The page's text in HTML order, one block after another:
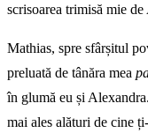
scrisoarea trimisă mie
Mathias, spre sfârșitul
preluată de tânăra mea
în glumă eu și
mai ales alături de cine